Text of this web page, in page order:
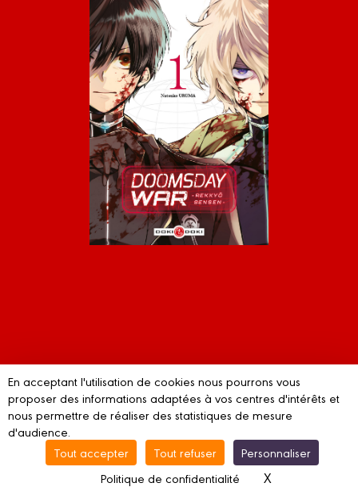
Fermer la visionneuse
Cliquez sur un coin pour tourner les pages. Sens de lecture japonais.
En acceptant l'utilisation de cookies nous pourrons vous
proposer des informations adaptées à vos centres d'intérêts et
nous permettre de réaliser des statistiques de mesure
d'audience.
Tout accepter
Tout refuser
Personnaliser
Politique de confidentialité
X